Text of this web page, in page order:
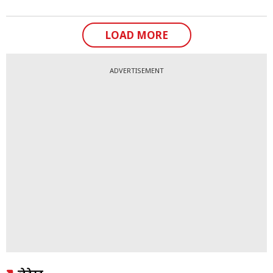
LOAD MORE
ADVERTISEMENT